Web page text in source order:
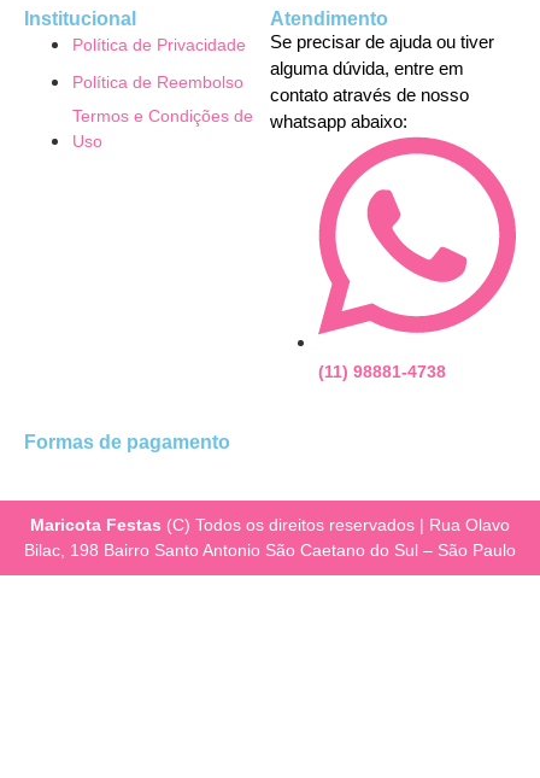
Institucional
Política de Privacidade
Política de Reembolso
Termos e Condições de
Uso
Atendimento
Se precisar de ajuda ou tiver
alguma dúvida, entre em
contato através de nosso
whatsapp abaixo:
(11) 98881-4738
Formas de pagamento
Maricota Festas (C) Todos os direitos reservados | Rua Olavo
Bilac, 198 Bairro Santo Antonio São Caetano do Sul – São Paulo